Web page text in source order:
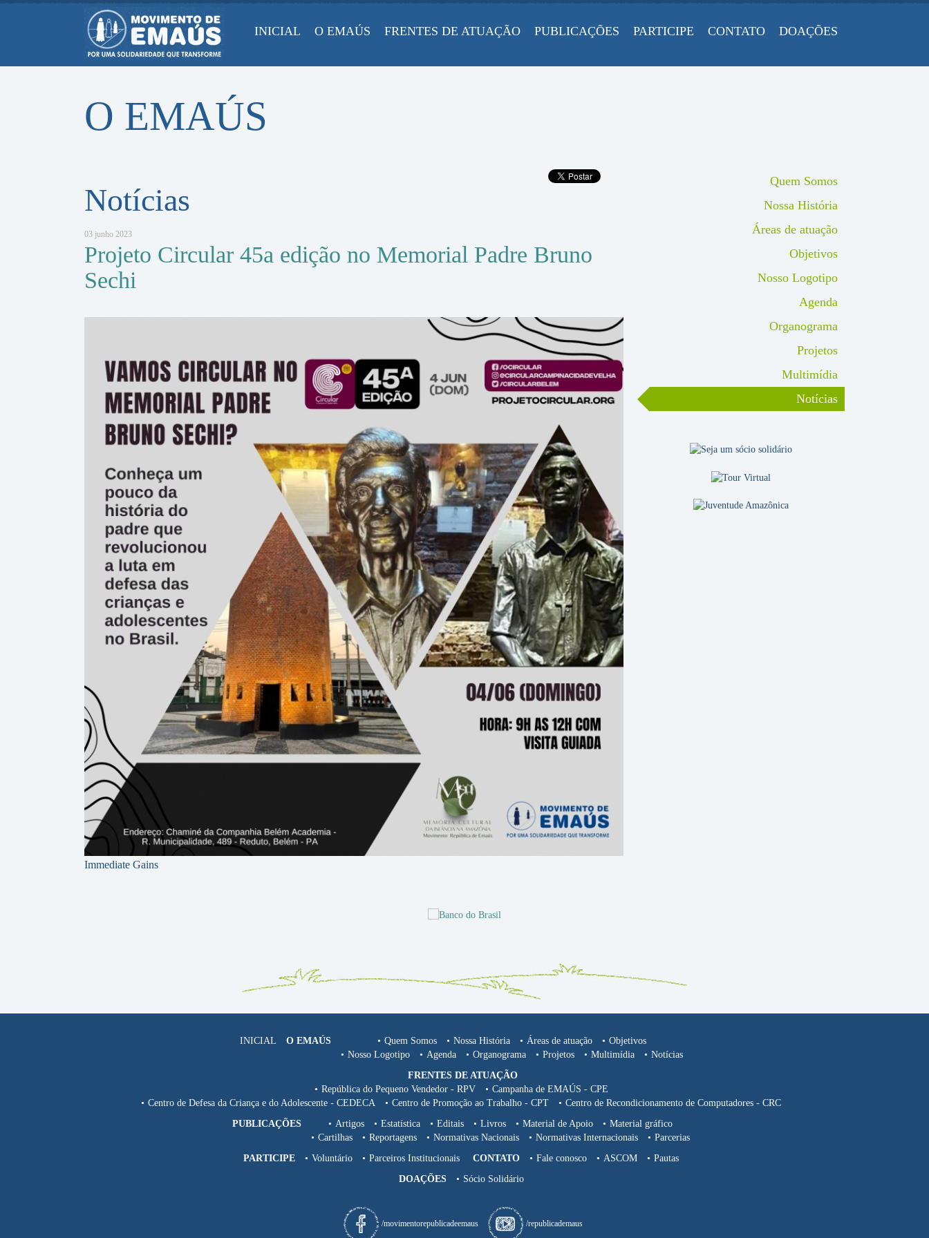
Pular
INICIAL O EMAÚS FRENTES DE ATUAÇÃO PUBLICAÇÕES PARTICIPE CONTATO DOAÇÕES
O EMAÚS
Notícias
03 junho 2023
Projeto Circular 45a edição no Memorial Padre Bruno
Sechi
Immediate Gains
Quem Somos
Nossa História
Áreas de atuação
Objetivos
Nosso Logotipo
Agenda
Organograma
Projetos
Multimídia
Notícias
INICIAL O EMAÚS Quem Somos Nossa História Áreas de atuação
Objetivos
Nosso Logotipo
Agenda Organograma Projetos Multimídia
Notícias
FRENTES DE ATUAÇÃO
República do Pequeno Vendedor - RPV
Campanha de EMAÚS - CPE
Centro de Defesa da Criança e do Adolescente - CEDECA
Centro de Promoção ao Trabalho - CPT
Centro de Recondicionamento de Computadores - CRC
PUBLICAÇÕES
Artigos Estatística Editais Livros Material de Apoio
Material gráfico
Cartilhas
Reportagens Normativas Nacionais Normativas Internacionais
Parcerias
PARTICIPE
Voluntário Parceiros Institucionais CONTATO Fale conosco ASCOM
Pautas
DOAÇÕES
Sócio Solidário
/movimentorepublicadeemaus /republicademaus